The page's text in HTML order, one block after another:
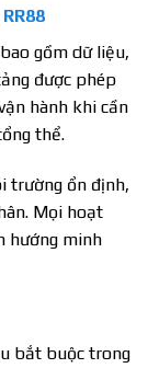
gồm dữ liệu,
được phép
hành khi cần
thể.
trường ổn định,
Mọi hoạt
hướng minh
bắt buộc trong